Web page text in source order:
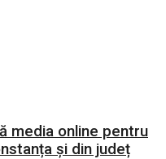
media online pentru
și din județ